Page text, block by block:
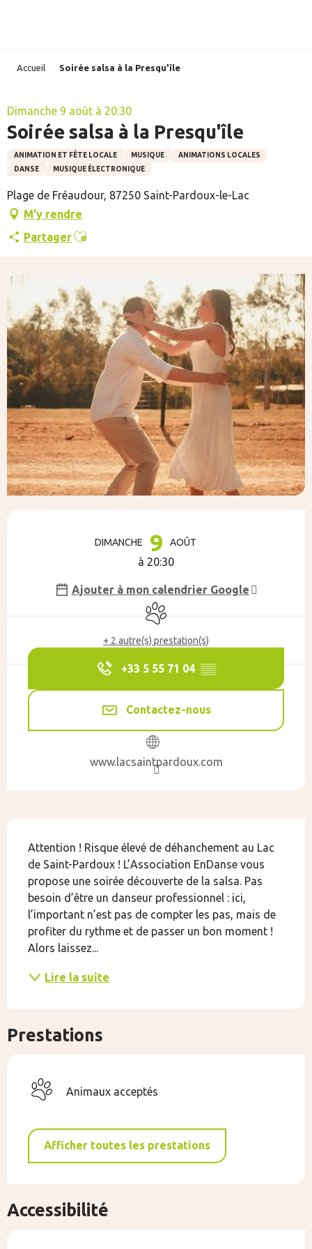
Accueil Soirée salsa à la Presqu'île
Dimanche 9 août à 20:30
Soirée salsa à la Presqu'île
ANIMATION ET FÊTE LOCALE MUSIQUE
ANIMATIONS LOCALES
DANSE
MUSIQUE ÉLECTRONIQUE
Plage de Fréaudour, 87250 Saint-Pardoux-le-Lac
M'y rendre
PartagerAjouter aux favoris
DIMANCHE 9 AOÛT
à 20:30
Ajouter à mon calendrier Google
Animaux acceptés
+ 2 autre(s) prestation(s)
+33 5 55 71 04 ▒▒
Contactez-nous
www.lacsaintpardoux.com
Attention ! Risque élevé de déhanchement au Lac
de Saint-Pardoux ! L’Association EnDanse vous
propose une soirée découverte de la salsa. Pas
besoin d’être un danseur professionnel : ici,
l’important n’est pas de compter les pas, mais de
profiter du rythme et de passer un bon moment !
Alors laissez...
Lire la suite
Prestations
Animaux acceptés
Afficher toutes les prestations
Accessibilité